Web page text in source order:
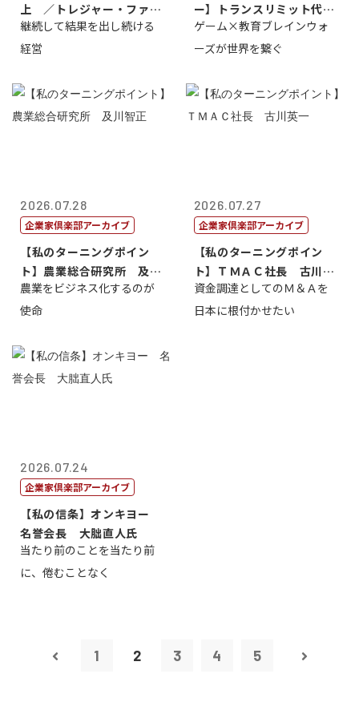
上 ／トレジャー・ファク
トリー社長野坂...
継続して結果を出し続ける
経営
ー】トランスリミット代表
取締役社長 ...
ゲーム×教育ブレインウォ
ーズが世界を繋ぐ
2026.07.28
企業家倶楽部アーカイブ
【私のターニングポイン
ト】農業総合研究所 及川
智正
農業をビジネス化するのが
使命
2026.07.27
企業家倶楽部アーカイブ
【私のターニングポイン
ト】ＴＭＡＣ社長 古川英
一
資金調達としてのＭ＆Ａを
日本に根付かせたい
2026.07.24
企業家倶楽部アーカイブ
【私の信条】オンキヨー
名誉会長 大朏直人氏
当たり前のことを当たり前
に、倦むことなく
1 2 3 4 5